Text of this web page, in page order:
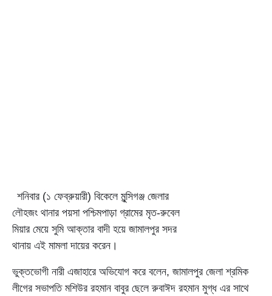
শনিবার (১ ফেব্রুয়ারী) বিকেলে মুন্সিগঞ্জ জেলার
লৌহজং থানার পয়সা পশ্চিমপাড়া গ্রামের মৃত-রুবেল
মিয়ার মেয়ে সুমি আক্তার বাদী হয়ে জামালপুর সদর
থানায় এই মামলা দায়ের করেন।
ভুক্তভোগী নারী এজাহারে অভিযোগ করে বলেন, জামালপুর জেলা শ্রমিক
লীগের সভাপতি মশিউর রহমান বাবুর ছেলে রুবাঈদ রহমান মুগ্ধ এর সাথে